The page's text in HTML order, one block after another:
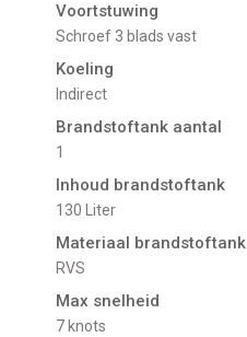
Voortstuwing
schroef 3 blads vast
Koeling
indirect
Brandstoftank aantal
1
Inhoud brandstoftank
130 Liter
Materiaal brandstoftank
RVS
Max snelheid
7 knots